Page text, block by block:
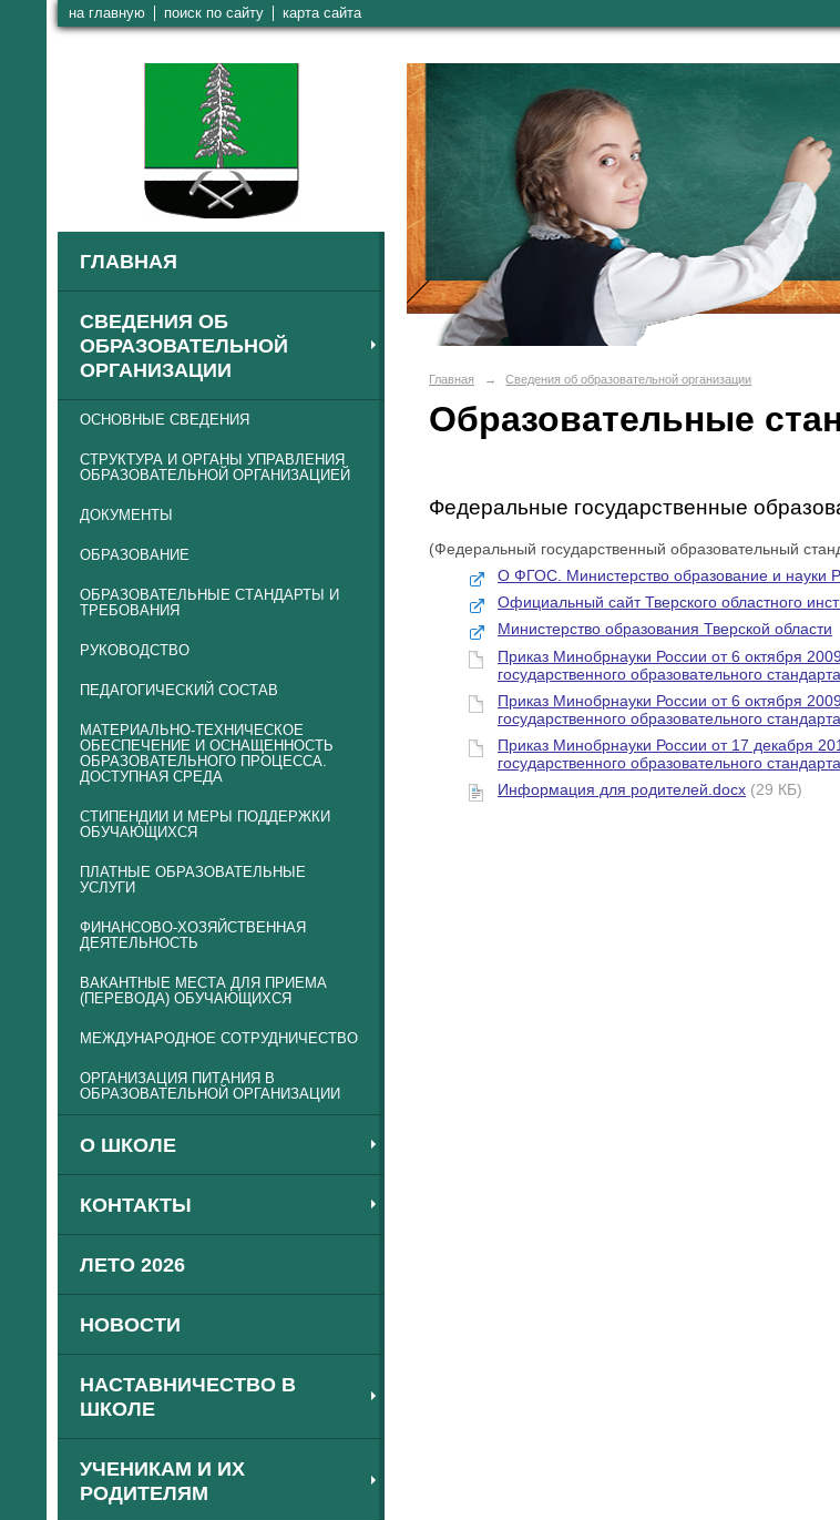
на главную поиск по сайту карта сайта
ГЛАВНАЯ
СВЕДЕНИЯ ОБ
ОБРАЗОВАТЕЛЬНОЙ
ОРГАНИЗАЦИИ
ОСНОВНЫЕ СВЕДЕНИЯ
СТРУКТУРА И ОРГАНЫ УПРАВЛЕНИЯ
ОБРАЗОВАТЕЛЬНОЙ ОРГАНИЗАЦИЕЙ
ДОКУМЕНТЫ
ОБРАЗОВАНИЕ
ОБРАЗОВАТЕЛЬНЫЕ СТАНДАРТЫ И
ТРЕБОВАНИЯ
РУКОВОДСТВО
ПЕДАГОГИЧЕСКИЙ СОСТАВ
МАТЕРИАЛЬНО-ТЕХНИЧЕСКОЕ
ОБЕСПЕЧЕНИЕ И ОСНАЩЕННОСТЬ
ОБРАЗОВАТЕЛЬНОГО ПРОЦЕССА.
ДОСТУПНАЯ СРЕДА
СТИПЕНДИИ И МЕРЫ ПОДДЕРЖКИ
ОБУЧАЮЩИХСЯ
ПЛАТНЫЕ ОБРАЗОВАТЕЛЬНЫЕ
УСЛУГИ
ФИНАНСОВО-ХОЗЯЙСТВЕННАЯ
ДЕЯТЕЛЬНОСТЬ
ВАКАНТНЫЕ МЕСТА ДЛЯ ПРИЕМА
(ПЕРЕВОДА) ОБУЧАЮЩИХСЯ
МЕЖДУНАРОДНОЕ СОТРУДНИЧЕСТВО
ОРГАНИЗАЦИЯ ПИТАНИЯ В
ОБРАЗОВАТЕЛЬНОЙ ОРГАНИЗАЦИИ
О ШКОЛЕ
КОНТАКТЫ
ЛЕТО 2026
НОВОСТИ
НАСТАВНИЧЕСТВО В
ШКОЛЕ
УЧЕНИКАМ И ИХ
РОДИТЕЛЯМ
Главная → Сведения об образовательной организации
Образовательные
Федеральные государственные
(Федеральный государственный образовательный
О ФГОС. Министерство образование и науки
Официальный сайт Тверского областного
Министерство образования Тверской области
Приказ Минобрнауки России от 6 октября
государственного образовательного
Приказ Минобрнауки России от 6 октября
государственного образовательного
Приказ Минобрнауки России от 17 декабря
государственного образовательного
Информация для родителей.docx (29 КБ)